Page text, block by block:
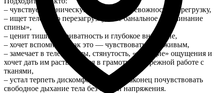
– чувствует хроническую усталость, тревожность, перегрузку,
– ищет телесную перезагрузку, а не банальное «разминание
спины»,
– ценит тишину, приватность и глубокое внимание,
– хочет вспомнить, как это — чувствовать себя живым,
– замечает в теле зажимы, стянутость, «тянущие» ощущения и
хочет дать им раствориться в грамотной, бережной работе с
тканями,
– устал терпеть дискомфорт и хочет наконец почувствовать
свободное дыхание тела без боли и напряжения.